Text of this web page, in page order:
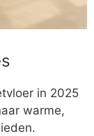
in 2025
warme,